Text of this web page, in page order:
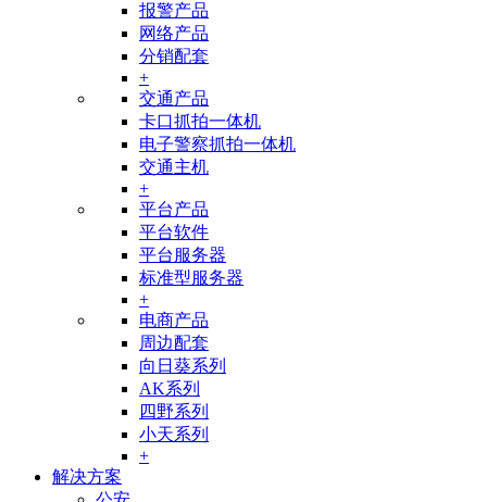
报警产品
网络产品
分销配套
+
交通产品
卡口抓拍一体机
电子警察抓拍一体机
交通主机
+
平台产品
平台软件
平台服务器
标准型服务器
+
电商产品
周边配套
向日葵系列
AK系列
四野系列
小天系列
+
解决方案